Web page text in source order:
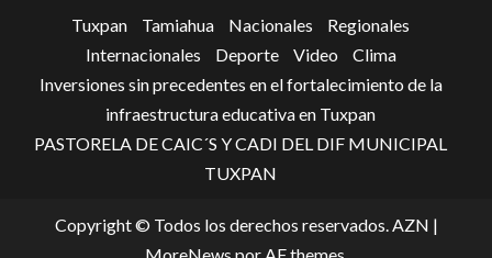
Tuxpan Tamiahua Nacionales
Regionales
Internacionales
Deporte Video
Clima
Inversiones sin precedentes en el fortalecimiento de la
infraestructura educativa en Tuxpan
PASTORELA DE CAIC´S Y CADI DEL DIF MUNICIPAL
TUXPAN
Copyright © Todos los derechos reservados. AZN |